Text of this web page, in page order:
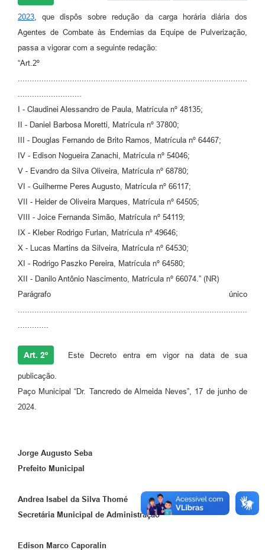
2023, que dispôs sobre redução da carga horária diária dos
Agentes de Combate às Endemias da Equipe de Pulverização,
passa a vigorar com a seguinte redação:
“Art.2º
.................................................................................................
...........................
I - Claudinei Alessandro de Paula, Matrícula nº 48135;
II - Daniel Barbosa Moretti, Matrícula nº 37800;
III - Douglas Fernando de Brito Ramos, Matrícula nº 64467;
IV - Edison Nogueira Zanachi, Matrícula nº 54046;
V - Evandro da Silva Oliveira, Matrícula nº 68780;
VI - Guilherme Peres Augusto, Matrícula nº 66117;
VII - Heider de Oliveira Marques, Matrícula nº 64505;
VIII - Joice Fernanda Simão, Matrícula nº 54119;
IX - Kleber Rodrigo Furlan, Matrícula nº 49646;
X - Lucas Martins da Silveira, Matrícula nº 64530;
XI - Rodrigo Paszko Pereira, Matrícula nº 64580;
XII - Danilo Antônio Nascimento, Matrícula nº 66074.” (NR)
Parágrafo único
.................................................................................................
.............
Art. 2º Este Decreto entra em vigor na data de sua
publicação.
Paço Municipal “Dr. Tancredo de Almeida Neves”, 17 de junho de
2024.
Jorge Augusto Seba
Prefeito Municipal
Andrea Isabel da Silva Thomé
Secretária Municipal de Administração
Edison Marco Caporalin